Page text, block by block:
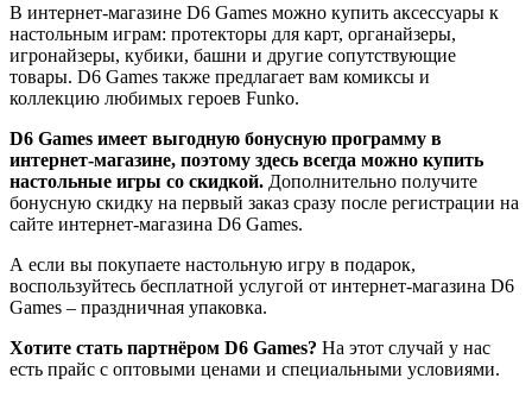
В интернет-магазине D6 Games можно купить аксессуары к
настольным играм: протекторы для карт, органайзеры,
игронайзеры, кубики, башни и другие сопутствующие
товары. D6 Games также предлагает вам комиксы и
коллекцию любимых героев Funko.
D6 Games имеет выгодную бонусную программу в
интернет-магазине, поэтому здесь всегда можно купить
настольные игры со скидкой. Дополнительно получите
бонусную скидку на первый заказ сразу после регистрации на
сайте интернет-магазина D6 Games.
А если вы покупаете настольную игру в подарок,
воспользуйтесь бесплатной услугой от интернет-магазина D6
Games – праздничная упаковка.
Хотите стать партнёром D6 Games? На этот случай у нас
есть прайс с оптовыми ценами и специальными условиями.